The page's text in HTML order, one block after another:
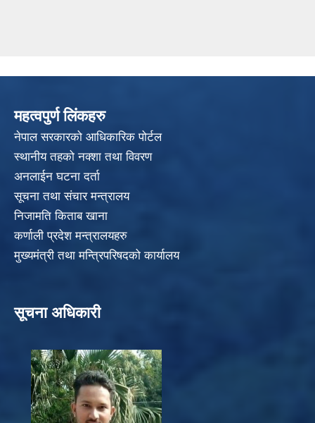
महत्वपुर्ण लिंकहरु
नेपाल सरकारको आधिकारिक पोर्टल
स्थानीय तहको नक्शा तथा विवरण
अनलाईन घटना दर्ता
सूचना तथा संचार मन्त्रालय
निजामति किताब खाना
कर्णाली प्रदेश मन्त्रालयहरु
मुख्यमंत्री तथा मन्त्रिपरिषदको कार्यालय
सूचना अधिकारी